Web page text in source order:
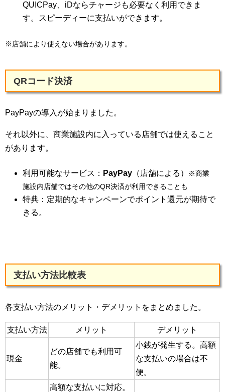
QUICPay、iDならチャージも必要なく利用できま
す。スピーディーに支払いができます。
※店舗により使えない場合があります。
QRコード決済
PayPayの導入が始まりました。
それ以外に、商業施設内に入っている店舗では使えること
があります。
利用可能なサービス： PayPay （店舗による）
※商業
施設内店舗ではその他のQR決済が利用できることも
特典：定期的なキャンペーンでポイント還元が期待で
きる。
支払い方法比較表
各支払い方法のメリット・デメリットをまとめました。
支払い方法 メリット デメリット
現金
どの店舗でも利用可
能。
小銭が発生する。高額
な支払いの場合は不
便。
高額な支払いに対応。